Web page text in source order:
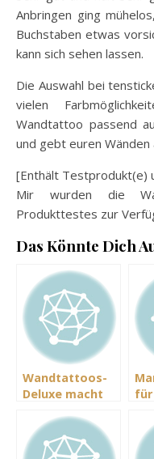
Anbringen ging
Buchstaben etwas
kann sich sehen lassen.
Die Auswahl bei
vielen
Wandtattoo passend
und gebt euren
[Enthält Testprodukt(e)
Mir wurden die
Produkttestes zur
Das Könnte Dich
Wandtattoos-
Deluxe macht
einzigartig
für